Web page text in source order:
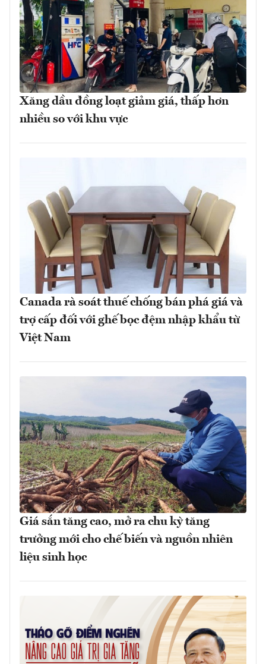
Xăng dầu đồng loạt giảm giá, thấp hơn
nhiều so với khu vực
Canada rà soát thuế chống bán phá giá và
trợ cấp đối với ghế bọc đệm nhập khẩu từ
Việt Nam
Giá sắn tăng cao, mở ra chu kỳ tăng
trưởng mới cho chế biến và nguồn nhiên
liệu sinh học